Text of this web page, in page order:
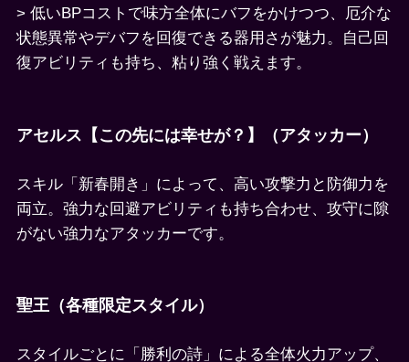
> 低いBPコストで味方全体にバフをかけつつ、厄介な
状態異常やデバフを回復できる器用さが魅力。自己回
復アビリティも持ち、粘り強く戦えます。
アセルス【この先には幸せが？】（アタッカー）
スキル「新春開き」によって、高い攻撃力と防御力を
両立。強力な回避アビリティも持ち合わせ、攻守に隙
がない強力なアタッカーです。
聖王（各種限定スタイル）
スタイルごとに「勝利の詩」による全体火力アップ、